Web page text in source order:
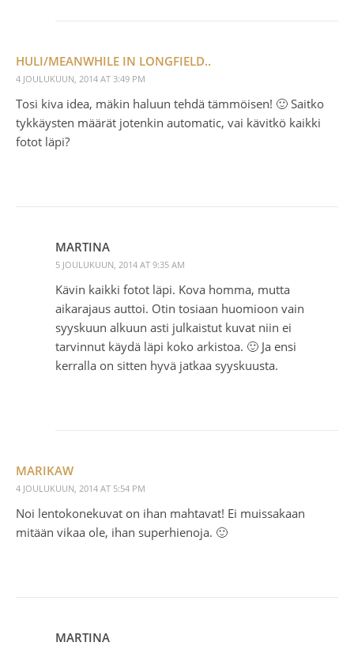
HULI/MEANWHILE IN LONGFIELD..
4 JOULUKUUN, 2014 AT 3:49 PM
Tosi kiva idea, mäkin haluun tehdä tämmöisen! 🙂 Saitko
tykkäysten määrät jotenkin automatic, vai kävitkö kaikki
fotot läpi?
MARTINA
5 JOULUKUUN, 2014 AT 9:35 AM
Kävin kaikki fotot läpi. Kova homma, mutta
aikarajaus auttoi. Otin tosiaan huomioon vain
syyskuun alkuun asti julkaistut kuvat niin ei
tarvinnut käydä läpi koko arkistoa. 🙂 Ja ensi
kerralla on sitten hyvä jatkaa syyskuusta.
MARIKAW
4 JOULUKUUN, 2014 AT 5:54 PM
Noi lentokonekuvat on ihan mahtavat! Ei muissakaan
mitään vikaa ole, ihan superhienoja. 🙂
MARTINA